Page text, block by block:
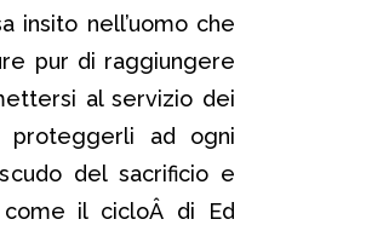
insito nell’uomo che
pur di raggiungere
al servizio dei
proteggerli ad ogni
del sacrificio e
il cicloÂ di Ed